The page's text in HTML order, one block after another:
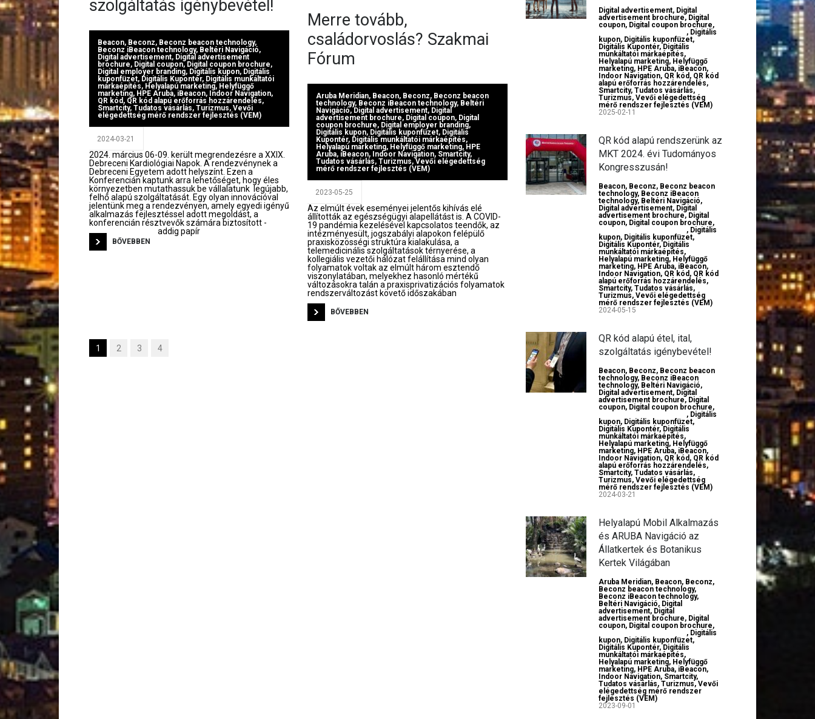
szolgáltatás igénybevétel!
Beacon, Beconz, Beconz beacon technology,
Beconz iBeacon technology, Beltéri Navigáció,
Digital advertisement, Digital advertisement
brochure, Digital coupon, Digital coupon brochure,
Digital employer branding, Digitális kupon, Digitális
kuponfüzet, Digitális Kupontér, Digitális munkáltatói
márkaépítés, Helyalapú marketing, Helyfüggő
marketing, HPE Aruba, iBeacon, Indoor Navigation,
QR kód, QR kód alapú erőforrás hozzárendelés,
Smartcity, Tudatos vásárlás, Turizmus, Vevői
elégedettség mérő rendszer fejlesztés (VEM)
2024-03-21
2024. március 06-09. került megrendezésre a XXIX.
Debreceni Kardiológiai Napok. A rendezvénynek a
Debreceni Egyetem adott helyszínt. Ezen a
Konferencián kaptunk arra lehetőséget, hogy éles
környezetben mutathassuk be vállalatunk legújabb,
felhő alapú szolgáltatását. Egy olyan innovációval
jelentünk meg a rendezvényen, amely egyedi igényű
alkalmazás fejlesztéssel adott megoldást, a
konferencián résztvevők számára biztosított -
addig papír
BŐVEBBEN
Merre tovább,
családorvoslás? Szakmai
Fórum
Aruba Meridian, Beacon, Beconz, Beconz beacon
technology, Beconz iBeacon technology, Beltéri
Navigáció, Digital advertisement, Digital
advertisement brochure, Digital coupon, Digital
coupon brochure, Digital employer branding,
Digitális kupon, Digitális kuponfüzet, Digitális
Kupontér, Digitális munkáltatói márkaépítés,
Helyalapú marketing, Helyfüggő marketing, HPE
Aruba, iBeacon, Indoor Navigation, Smartcity,
Tudatos vásárlás, Turizmus, Vevői elégedettség
mérő rendszer fejlesztés (VEM)
2023-05-25
Az elmúlt évek eseményei jelentős kihívás elé
állították az egészségügyi alapellátást is. A COVID-
19 pandémia kezelésével kapcsolatos teendők, az
intézményesült, jogszabályi alapokon felépülő
praxisközösségi struktúra kialakulása, a
telemedicinális szolgáltatások térnyerése, a
kollegiális vezetői hálózat felállítása mind olyan
folyamatok voltak az elmúlt három esztendő
viszonylatában, melyekhez hasonló mértékű
változásokra talán a praxisprivatizációs folyamatok
rendszerváltozást követő időszakában
BŐVEBBEN
1 2 3 4
Digital advertisement, Digital
advertisement brochure, Digital
coupon, Digital coupon brochure,
, Digitális
kupon, Digitális kuponfüzet,
Digitális Kupontér, Digitális
munkáltatói márkaépítés,
Helyalapú marketing, Helyfüggő
marketing, HPE Aruba, iBeacon,
Indoor Navigation, QR kód, QR kód
alapú erőforrás hozzárendelés,
Smartcity, Tudatos vásárlás,
Turizmus, Vevői elégedettség
mérő rendszer fejlesztés (VEM)
2025-02-11
QR kód alapú rendszerünk az
MKT 2024. évi Tudományos
Kongresszusán!
Beacon, Beconz, Beconz beacon
technology, Beconz iBeacon
technology, Beltéri Navigáció,
Digital advertisement, Digital
advertisement brochure, Digital
coupon, Digital coupon brochure,
, Digitális
kupon, Digitális kuponfüzet,
Digitális Kupontér, Digitális
munkáltatói márkaépítés,
Helyalapú marketing, Helyfüggő
marketing, HPE Aruba, iBeacon,
Indoor Navigation, QR kód, QR kód
alapú erőforrás hozzárendelés,
Smartcity, Tudatos vásárlás,
Turizmus, Vevői elégedettség
mérő rendszer fejlesztés (VEM)
2024-05-15
QR kód alapú étel, ital,
szolgáltatás igénybevétel!
Beacon, Beconz, Beconz beacon
technology, Beconz iBeacon
technology, Beltéri Navigáció,
Digital advertisement, Digital
advertisement brochure, Digital
coupon, Digital coupon brochure,
, Digitális
kupon, Digitális kuponfüzet,
Digitális Kupontér, Digitális
munkáltatói márkaépítés,
Helyalapú marketing, Helyfüggő
marketing, HPE Aruba, iBeacon,
Indoor Navigation, QR kód, QR kód
alapú erőforrás hozzárendelés,
Smartcity, Tudatos vásárlás,
Turizmus, Vevői elégedettség
mérő rendszer fejlesztés (VEM)
2024-03-21
Helyalapú Mobil Alkalmazás
és ARUBA Navigáció az
Állatkertek és Botanikus
Kertek Világában
Aruba Meridian, Beacon, Beconz,
Beconz beacon technology,
Beconz iBeacon technology,
Beltéri Navigáció, Digital
advertisement, Digital
advertisement brochure, Digital
coupon, Digital coupon brochure,
, Digitális
kupon, Digitális kuponfüzet,
Digitális Kupontér, Digitális
munkáltatói márkaépítés,
Helyalapú marketing, Helyfüggő
marketing, HPE Aruba, iBeacon,
Indoor Navigation, Smartcity,
Tudatos vásárlás, Turizmus, Vevői
elégedettség mérő rendszer
fejlesztés (VEM)
2023-09-01